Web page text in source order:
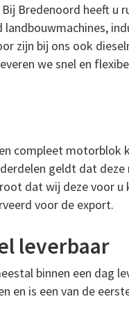
Bredenoord heeft u
zijn bij ons ook
we snel en
compleet motorblok
geldt dat
dat wij deze voor
voor de export.
leverbaar
binnen een dag
en is een van de